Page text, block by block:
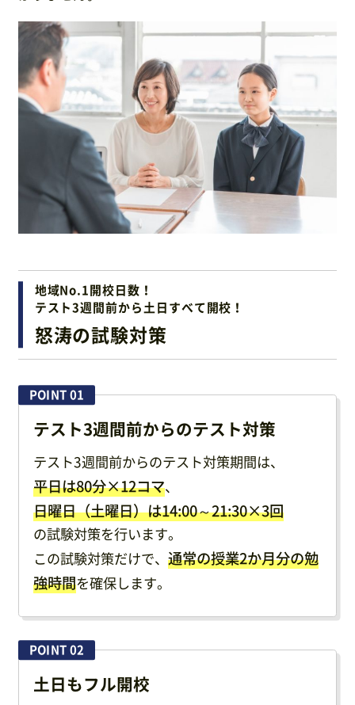
地域No.1開校日数！
テスト3週間前から土日すべて開校！
怒涛の試験対策
POINT 01
テスト3週間前からのテスト対策
テスト3週間前からのテスト対策期間は、
平日は80分×12コマ、
日曜日（土曜日）は14:00～21:30×3回
の試験対策を行います。
この試験対策だけで、通常の授業2か月分の勉
強時間を確保します。
POINT 02
土日もフル開校